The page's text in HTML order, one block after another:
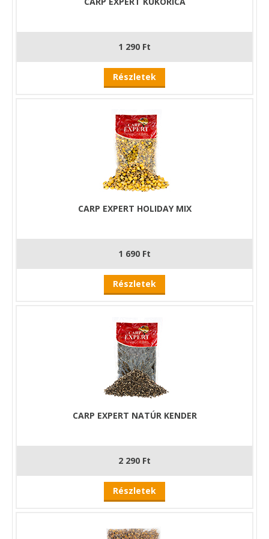
1 290 Ft
Részletek
CARP EXPERT HOLIDAY MIX
1 690 Ft
Részletek
CARP EXPERT NATÚR KENDER
2 290 Ft
Részletek